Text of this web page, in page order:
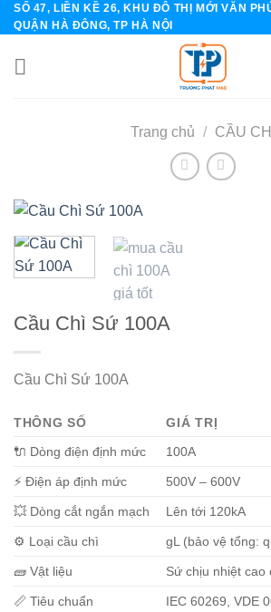
Skip
to
content
SỐ 47, LIỀN KỀ 26, KHU ĐÔ THỊ MỚI VĂN
QUẬN HÀ ĐÔNG, TP HÀ NỘI
Trang chủ / CẦU CHÌ
Cầu Chì Sứ 100A
Cầu Chì Sứ 100A
THÔNG SỐ
GIÁ TRỊ
🔌 Dòng điện định mức
100A
⚡ Điện áp định mức 500V – 600V
💥 Dòng cắt ngắn mạch Lên tới 120kA
⚙️ Loại cầu chì gL (bảo vệ tổng:
🧱 Vật liệu Sứ chịu nhiệt cao
📏 Tiêu chuẩn IEC 60269, VDE